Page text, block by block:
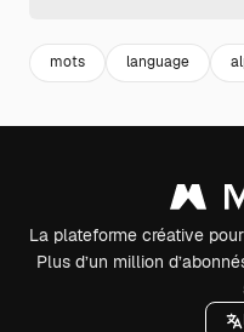
mots language
La plateforme créative
Plus d’un million